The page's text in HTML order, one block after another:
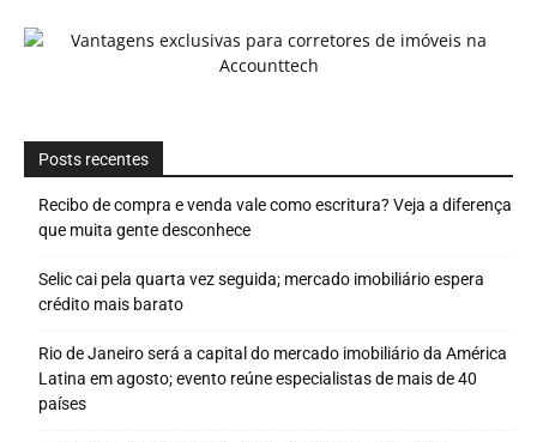
Posts recentes
Recibo de compra e venda vale como escritura? Veja a diferença
que muita gente desconhece
Selic cai pela quarta vez seguida; mercado imobiliário espera
crédito mais barato
Rio de Janeiro será a capital do mercado imobiliário da América
Latina em agosto; evento reúne especialistas de mais de 40
países